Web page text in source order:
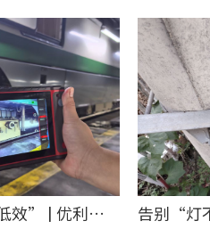
告别“盲听”与“低效” | 优利德智能检测方案助力铁路运维检修提质增效